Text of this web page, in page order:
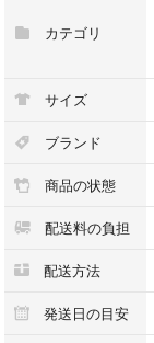
カテゴリ
サイズ
ブランド
商品の状態
配送料の負担
配送方法
発送日の目安